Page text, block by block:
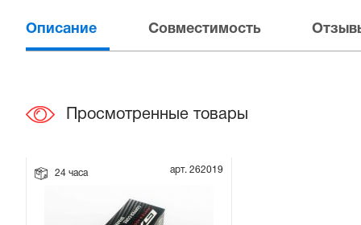
Прокладки на мотоблок
Глушитель на мотоблок
Навесное и запчасти к нему
Описание Совместимость
Просмотренные товары
24 часа арт. 262019